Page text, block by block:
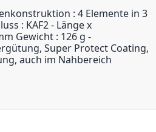
: 4 Elemente in 3
: KAF2 - Länge x
Gewicht : 126 g -
Super Protect Coating,
auch im Nahbereich